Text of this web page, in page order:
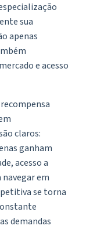
sua
apenas
e acesso
claros:
ganham
acesso a
em
se torna
demandas